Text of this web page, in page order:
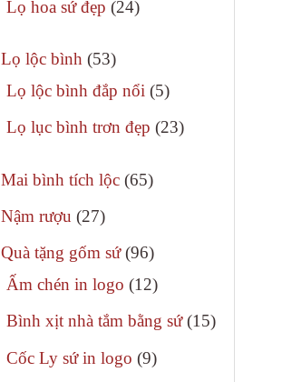
Lọ hoa sứ đẹp 2424
Lọ lộc bình 5353
sản
Lọ lộc bình đắp nổi 55
phẩm
Lọ lục bình trơn đẹp 2323
Mai bình tích lộc 6565
Nậm rượu 2727
phẩm
Quà tặng gốm sứ 9696
sản
Ấm chén in logo 1212
phẩm
Bình xịt nhà tắm bằng sứ 1515
Cốc Ly sứ in logo 99